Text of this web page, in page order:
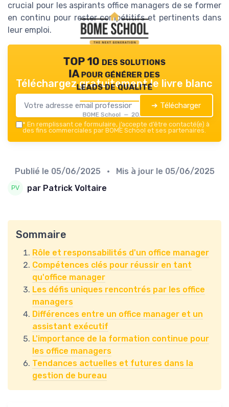
crucial pour les aspirants office managers de se former
en continu pour rester compétitifs et pertinents dans
leur emploi.
TOP 10 des solutions
IA pour générer des
leads de qualité
BOME School — 2026
Téléchargez gratuitement le livre blanc
➔ Télécharger
* En remplissant ce formulaire, j’accepte d’être contacté(e) à
des fins commerciales par BOME School et ses partenaires.
Publié le 05/06/2025 • Mis à jour le 05/06/2025
par Patrick Voltaire
Sommaire
Rôle et responsabilités d'un office manager
Compétences clés pour réussir en tant
qu'office manager
Les défis uniques rencontrés par les office
managers
Différences entre un office manager et un
assistant exécutif
L'importance de la formation continue pour
les office managers
Tendances actuelles et futures dans la
gestion de bureau